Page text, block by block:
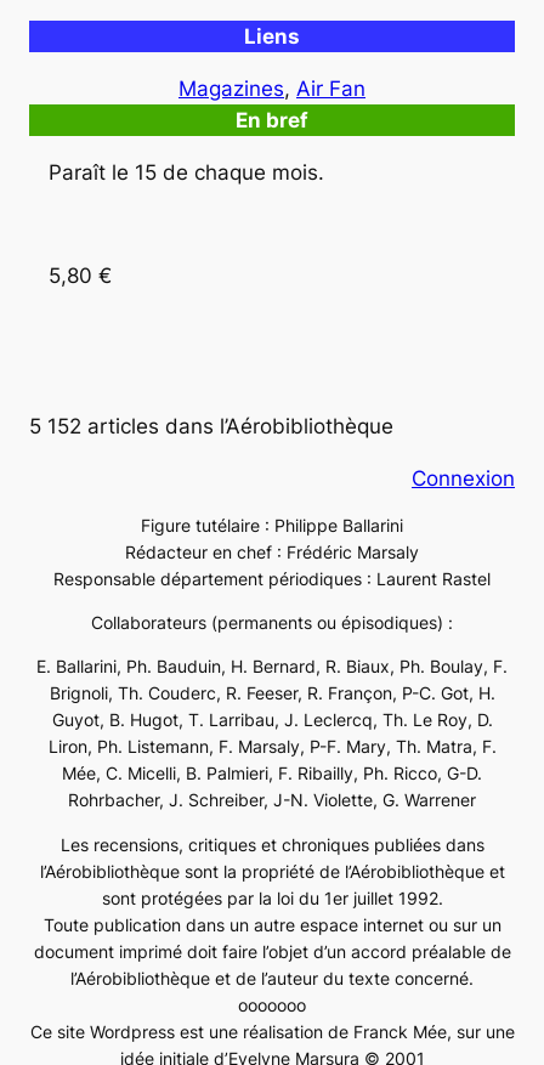
Liens
Magazines, Air Fan
En bref
Paraît le 15 de chaque mois.
5,80 €
5 152 articles dans l’Aérobibliothèque
Connexion
Figure tutélaire : Philippe Ballarini
Rédacteur en chef : Frédéric Marsaly
Responsable département périodiques : Laurent Rastel
Collaborateurs (permanents ou épisodiques) :
E. Ballarini, Ph. Bauduin, H. Bernard, R. Biaux, Ph. Boulay, F.
Brignoli, Th. Couderc, R. Feeser, R. Françon, P-C. Got, H.
Guyot, B. Hugot, T. Larribau, J. Leclercq, Th. Le Roy, D.
Liron, Ph. Listemann, F. Marsaly, P-F. Mary, Th. Matra, F.
Mée, C. Micelli, B. Palmieri, F. Ribailly, Ph. Ricco, G-D.
Rohrbacher, J. Schreiber, J-N. Violette, G. Warrener
Les recensions, critiques et chroniques publiées dans
l’Aérobibliothèque sont la propriété de l’Aérobibliothèque et
sont protégées par la loi du 1er juillet 1992.
Toute publication dans un autre espace internet ou sur un
document imprimé doit faire l’objet d’un accord préalable de
l’Aérobibliothèque et de l’auteur du texte concerné.
ooooooo
Ce site Wordpress est une réalisation de Franck Mée, sur une
idée initiale d’Evelyne Marsura © 2001